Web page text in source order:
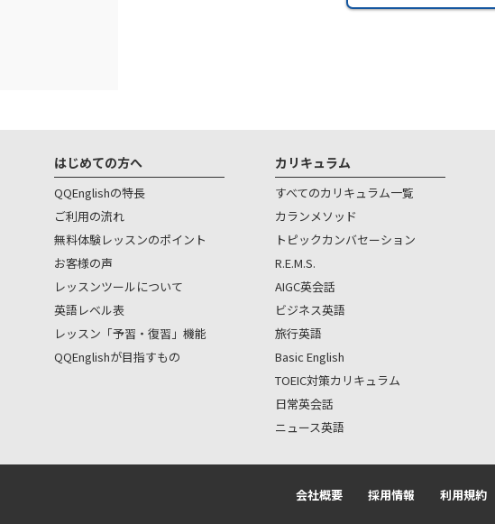
はじめての方へ
QQEnglishの特長
ご利用の流れ
無料体験レッスンのポイント
お客様の声
レッスンツールについて
英語レベル表
レッスン「予習・復習」機能
QQEnglishが目指すもの
カリキュラム
すべてのカリキュラム一覧
カランメソッド
トピックカンバセーション
R.E.M.S.
AIGC英会話
ビジネス英語
旅行英語
Basic English
TOEIC対策カリキュラム
日常英会話
ニュース英語
会社概要 採用情報 利用規約